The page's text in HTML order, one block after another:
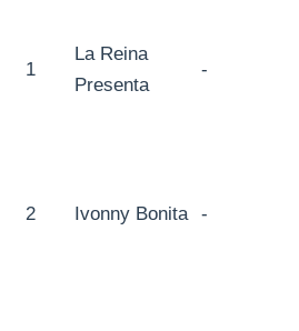
1
La Reina
Presenta
-
2 Ivonny Bonita -